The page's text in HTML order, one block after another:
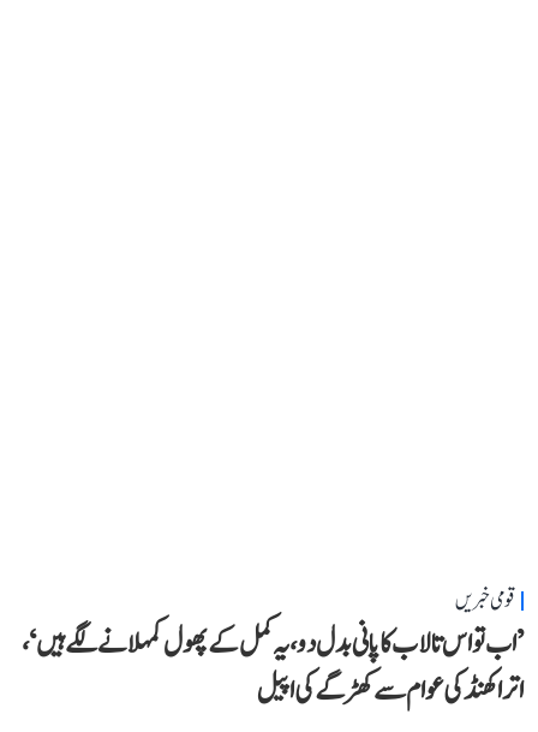
قومی خبریں
’اب تو اس تالاب کا پانی بدل دو، یہ کمل کے پھول کمہلانے لگے ہیں‘،
اتراکھنڈ کی عوام سے کھڑگے کی اپیل